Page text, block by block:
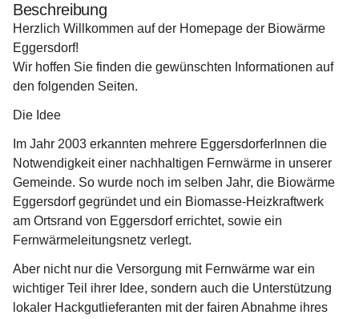
Beschreibung
Herzlich Willkommen auf der Homepage der Biowärme
Eggersdorf!
Wir hoffen Sie finden die gewünschten Informationen auf
den folgenden Seiten.
Die Idee
Im Jahr 2003 erkannten mehrere EggersdorferInnen die
Notwendigkeit einer nachhaltigen Fernwärme in unserer
Gemeinde. So wurde noch im selben Jahr, die Biowärme
Eggersdorf gegründet und ein Biomasse-Heizkraftwerk
am Ortsrand von Eggersdorf errichtet, sowie ein
Fernwärmeleitungsnetz verlegt.
Aber nicht nur die Versorgung mit Fernwärme war ein
wichtiger Teil ihrer Idee, sondern auch die Unterstützung
lokaler Hackgutlieferanten mit der fairen Abnahme ihres